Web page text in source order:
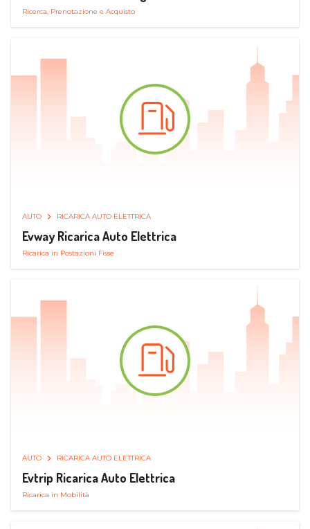
Ricerca, Prenotazione e Acquisto
AUTO RICARICA AUTO ELETTRICA
Evway Ricarica Auto Elettrica
Ricarica in Postazioni Fisse
AUTO RICARICA AUTO ELETTRICA
Evtrip Ricarica Auto Elettrica
Ricarica in Mobilità